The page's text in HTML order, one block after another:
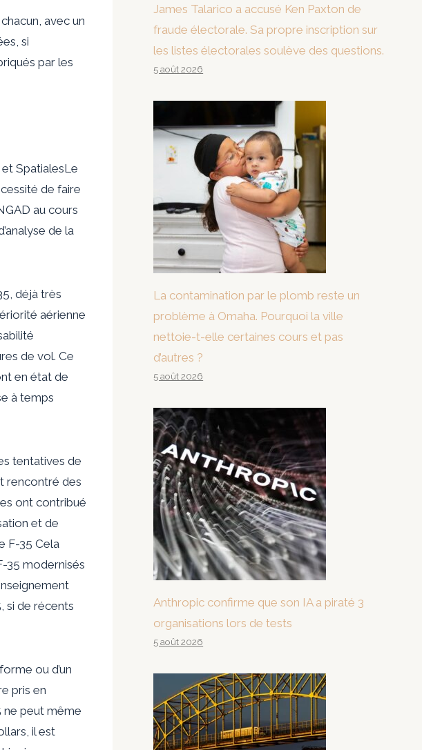
avec un
si
par les
SpatialesLe
de faire
au cours
de la
déjà très
aérienne
de vol. Ce
en état de
à temps
tentatives de
rencontré des
ont contribué
et de
F-35 Cela
35 modernisés
si de récents
ou d’un
pris en
ne peut même
il est
James Talarico a accusé Ken Paxton de
fraude électorale. Sa propre inscription sur
les listes électorales soulève des questions.
5 août 2026
La contamination par le plomb reste un
problème à Omaha. Pourquoi la ville
nettoie-t-elle certaines cours et pas
d’autres ?
5 août 2026
Anthropic confirme que son IA a piraté 3
organisations lors de tests
5 août 2026